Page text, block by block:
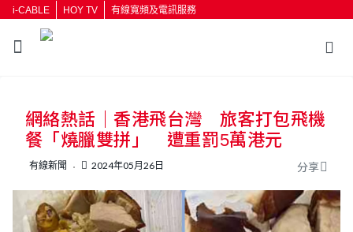
i-CABLE HOY TV 有線寬頻及電訊服務
按輸入鍵開始搜尋
網絡熱話｜香港飛台灣 旅客打包飛機
餐「燒臘雙拼」 遭重罰5萬港元
有線新聞 2024年05月26日 分享